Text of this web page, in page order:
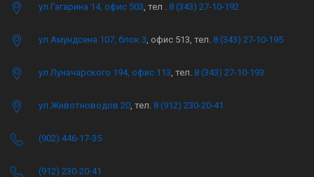
ул.Гагарина 14, офис 503 , тел . 8 (343) 27-10-192
ул.Амундсена 107, блок 3 , офис 513, тел. 8 (343) 27-10-195
ул.Луначарского 194, офис 113 , тел. 8 (343) 27-10-193
ул.Животноводов 20 , тел. 8 (912) 230-20-41
(902) 446-17-35
(912) 230-20-41